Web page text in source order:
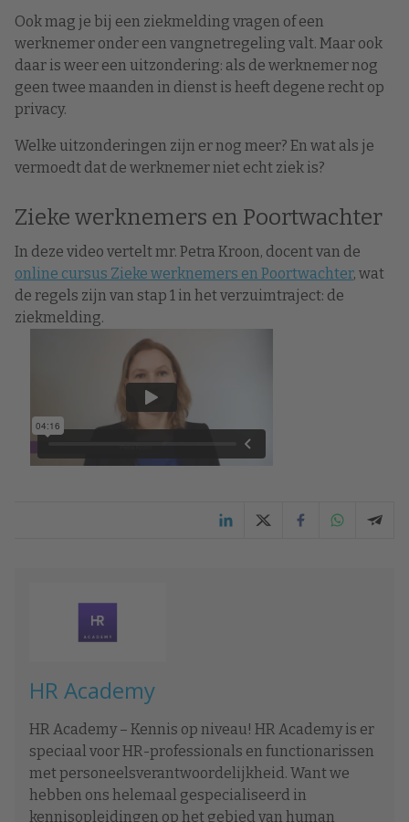
Ook mag je bij een ziekmelding vragen of een
werknemer onder een vangnetregeling valt. Maar ook
daar is weer een uitzondering: als de werknemer nog
geen twee maanden in dienst is heeft degene recht op
privacy.
Welke uitzonderingen zijn er nog meer? En wat als je
vermoedt dat de werknemer niet echt ziek is?
Zieke werknemers en Poortwachter
In deze video vertelt mr. Petra Kroon, docent van de
online cursus Zieke werknemers en Poortwachter, wat
de regels zijn van stap 1 in het verzuimtraject: de
ziekmelding.
HR Academy
HR Academy – Kennis op niveau! HR Academy is er
speciaal voor HR-professionals en functionarissen
met personeelsverantwoordelijkheid. Want we
hebben ons helemaal gespecialiseerd in
kennisopleidingen op het gebied van human